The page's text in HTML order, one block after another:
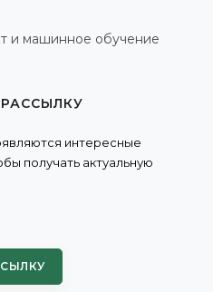
и машинное обучение
интересные
получать актуальную